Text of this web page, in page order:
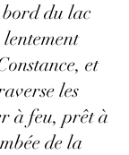
du lac
lentement
et
les
à feu, prêt à
de la